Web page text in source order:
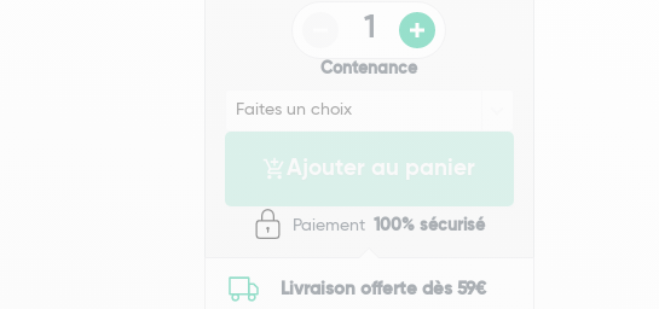
Contenance
Ajouter au panier
Paiement 100% sécurisé
Livraison offerte dès 59€